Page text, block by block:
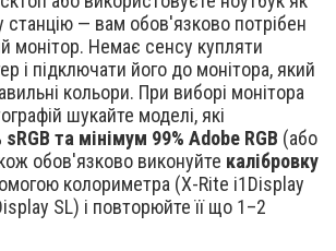
— вам обов'язково потрібен
монітор. Немає сенсу купляти
і підключати його до монітора, який
кольори. При виборі монітора
шукайте моделі, які
sRGB та мінімум 99% Adobe RGB (або
обов'язково виконуйте калібровку
колориметра (X-Rite i1Display
SL) і повторюйте її що 1–2